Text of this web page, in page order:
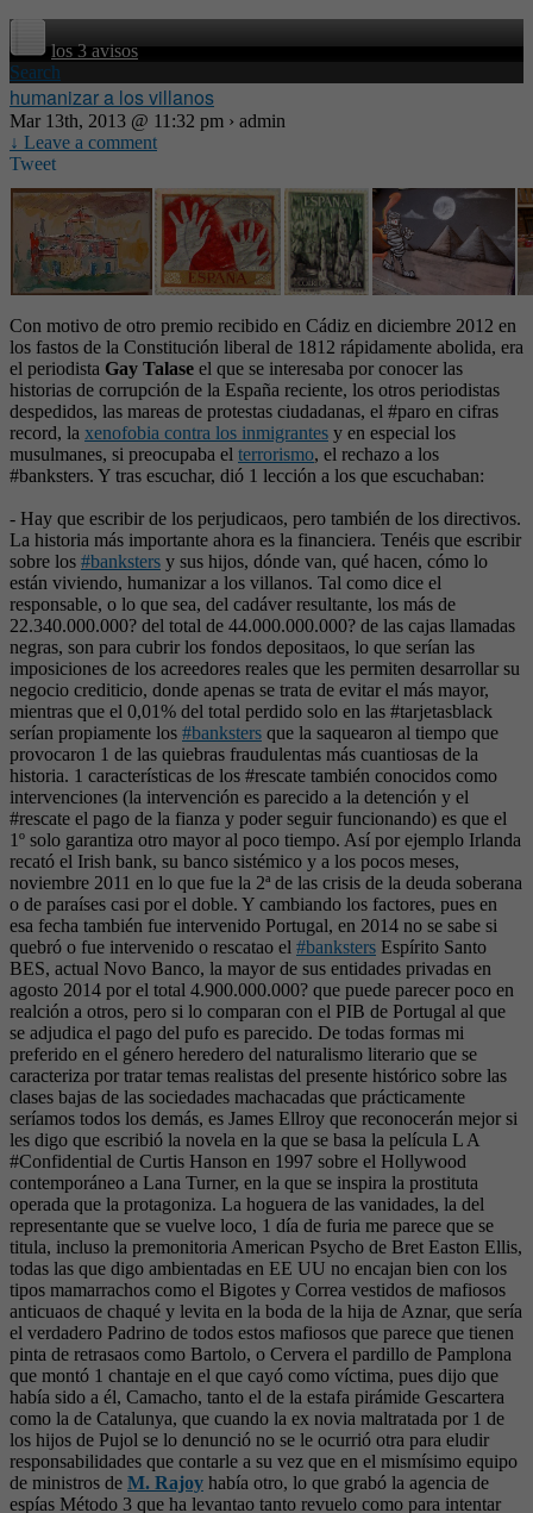
los 3 avisos
Search
humanizar a los villanos
Mar 13th, 2013 @ 11:32 pm › admin
↓ Leave a comment
Tweet
Con motivo de otro premio recibido en Cádiz en diciembre 2012 en
los fastos de la Constitución liberal de 1812 rápidamente abolida, era
el periodista Gay Talase el que se interesaba por conocer las
historias de corrupción de la España reciente, los otros periodistas
despedidos, las mareas de protestas ciudadanas, el #paro en cifras
record, la xenofobia contra los inmigrantes y en especial los
musulmanes, si preocupaba el terrorismo, el rechazo a los
#banksters. Y tras escuchar, dió 1 lección a los que escuchaban:
- Hay que escribir de los perjudicaos, pero también de los directivos.
La historia más importante ahora es la financiera. Tenéis que escribir
sobre los #banksters y sus hijos, dónde van, qué hacen, cómo lo
están viviendo, humanizar a los villanos. Tal como dice el
responsable, o lo que sea, del cadáver resultante, los más de
22.340.000.000? del total de 44.000.000.000? de las cajas llamadas
negras, son para cubrir los fondos depositaos, lo que serían las
imposiciones de los acreedores reales que les permiten desarrollar su
negocio crediticio, donde apenas se trata de evitar el más mayor,
mientras que el 0,01% del total perdido solo en las #tarjetasblack
serían propiamente los #banksters que la saquearon al tiempo que
provocaron 1 de las quiebras fraudulentas más cuantiosas de la
historia. 1 características de los #rescate también conocidos como
intervenciones (la intervención es parecido a la detención y el
#rescate el pago de la fianza y poder seguir funcionando) es que el
1º solo garantiza otro mayor al poco tiempo. Así por ejemplo Irlanda
recató el Irish bank, su banco sistémico y a los pocos meses,
noviembre 2011 en lo que fue la 2ª de las crisis de la deuda soberana
o de paraíses casi por el doble. Y cambiando los factores, pues en
esa fecha también fue intervenido Portugal, en 2014 no se sabe si
quebró o fue intervenido o rescatao el #banksters Espírito Santo
BES, actual Novo Banco, la mayor de sus entidades privadas en
agosto 2014 por el total 4.900.000.000? que puede parecer poco en
realción a otros, pero si lo comparan con el PIB de Portugal al que
se adjudica el pago del pufo es parecido. De todas formas mi
preferido en el género heredero del naturalismo literario que se
caracteriza por tratar temas realistas del presente histórico sobre las
clases bajas de las sociedades machacadas que prácticamente
seríamos todos los demás, es James Ellroy que reconocerán mejor si
les digo que escribió la novela en la que se basa la película L A
#Confidential de Curtis Hanson en 1997 sobre el Hollywood
contemporáneo a Lana Turner, en la que se inspira la prostituta
operada que la protagoniza. La hoguera de las vanidades, la del
representante que se vuelve loco, 1 día de furia me parece que se
titula, incluso la premonitoria American Psycho de Bret Easton Ellis,
todas las que digo ambientadas en EE UU no encajan bien con los
tipos mamarrachos como el Bigotes y Correa vestidos de mafiosos
anticuaos de chaqué y levita en la boda de la hija de Aznar, que sería
el verdadero Padrino de todos estos mafiosos que parece que tienen
pinta de retrasaos como Bartolo, o Cervera el pardillo de Pamplona
que montó 1 chantaje en el que cayó como víctima, pues dijo que
había sido a él, Camacho, tanto el de la estafa pirámide Gescartera
como la de Catalunya, que cuando la ex novia maltratada por 1 de
los hijos de Pujol se lo denunció no se le ocurrió otra para eludir
responsabilidades que contarle a su vez que en el mismísimo equipo
de ministros de M. Rajoy había otro, lo que grabó la agencia de
espías Método 3 que ha levantao tanto revuelo como para intentar